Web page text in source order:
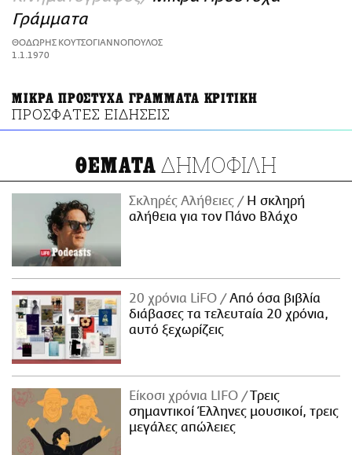
ΑΜΠΑ
PRINT
Γράμματα
ΘΟΔΩΡΗΣ ΚΟΥΤΣΟΓΙΑΝΝΟΠΟΥΛΟΣ
1.1.1970
ΜΙΚΡΑ ΠΡΟΣΤΥΧΑ ΓΡΑΜΜΑΤΑ ΚΡΙΤΙΚΗ
ΠΡΟΣΦΑΤΕΣ ΕΙΔΗΣΕΙΣ
ΘΕΜΑΤΑ ΔΗΜΟΦΙΛΗ
Σκληρές Αλήθειες
H σκληρή
αλήθεια για τον Πάνο Βλάχο
20 χρόνια LiFO
Από όσα βιβλία
διάβασες τα τελευταία 20 χρόνια,
αυτό ξεχωρίζεις
Είκοσι χρόνια LIFO
Tρεις
σημαντικοί Έλληνες μουσικοί, τρεις
μεγάλες απώλειες